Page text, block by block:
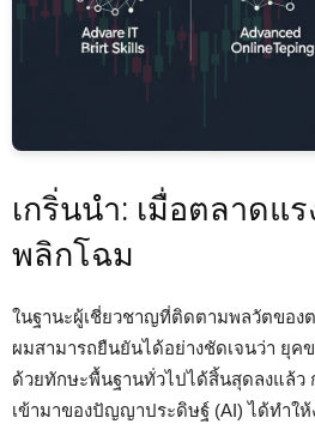
เกริ่นนำ: เมื่อตลาดแ
พลิกโฉม
ในฐานะผู้เชี่ยวชาญที่ติดตามพลวัตของ
ผมสามารถยืนยันได้อย่างชัดเจนว่า ยุค
ด้วยทักษะพื้นฐานทั่วไปได้สิ้นสุดลงแล้ว
เข้ามาของปัญญาประดิษฐ์ (AI) ได้ทำใ